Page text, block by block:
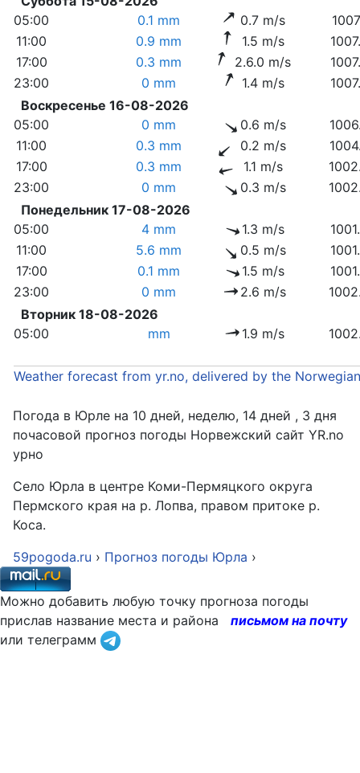
05:00
0.1 mm 0.7 m/s
11:00
0.9 mm 1.5 m/s
17:00
0.3 mm 2.6.0 m/s
23:00
0 mm 1.4 m/s
Воскресенье 16-08-2026
05:00
0 mm 0.6 m/s
11:00
0.3 mm 0.2 m/s
17:00
0.3 mm 1.1 m/s
23:00
0 mm 0.3 m/s
Понедельник 17-08-2026
05:00
4 mm 1.3 m/s
11:00
5.6 mm 0.5 m/s
17:00
0.1 mm 1.5 m/s
23:00
0 mm 2.6 m/s
Вторник 18-08-2026
05:00
mm 1.9 m/s
Weather forecast from yr.no, delivered by the
Погода в Юрле на 10 дней, неделю, 14 дней , 3 дня
почасовой прогноз погоды Норвежский сайт YR.no
урно
Село Юрла в центре Коми-Пермяцкого округа
Пермского края на р. Лопва, правом притоке р.
Коса.
59pogoda.ru › Прогноз погоды Юрла ›
Можно добавить любую точку прогноза погоды
прислав название места и района
письмом на почту
или телеграмм